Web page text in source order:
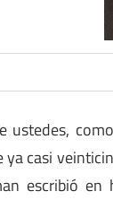
ustedes,
ya casi
escribió